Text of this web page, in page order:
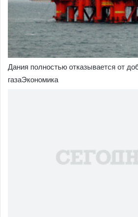
Дания полностью отказывается от
газаЭкономика